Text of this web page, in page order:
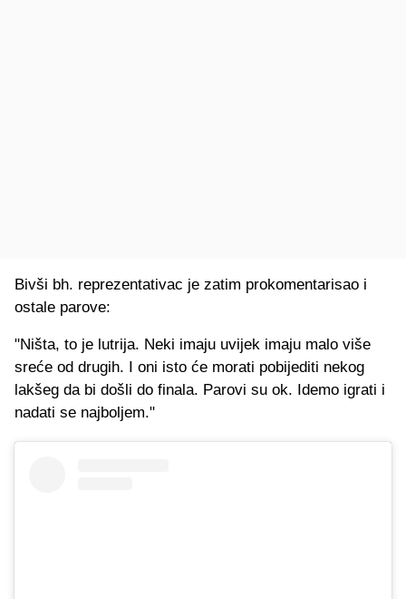
Bivši bh. reprezentativac je zatim prokomentarisao i
ostale parove:
"Ništa, to je lutrija. Neki imaju uvijek imaju malo više
sreće od drugih. I oni isto će morati pobijediti nekog
lakšeg da bi došli do finala. Parovi su ok. Idemo igrati i
nadati se najboljem."